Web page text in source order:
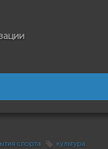
спорта
культура